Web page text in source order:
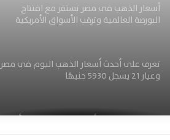
أسعار الذهب في مصر تستقر مع افتتاح
البورصة العالمية وترقب الأسواق الأمريكية
تعرف على أحدث أسعار الذهب اليوم في مصر
وعيار 21 يسجل 5930 جنيهًا
بعد تراجع عيار 21.. أسعار الذهب اليوم الأحد 2
أغسطس 2026 في مصر والعالم